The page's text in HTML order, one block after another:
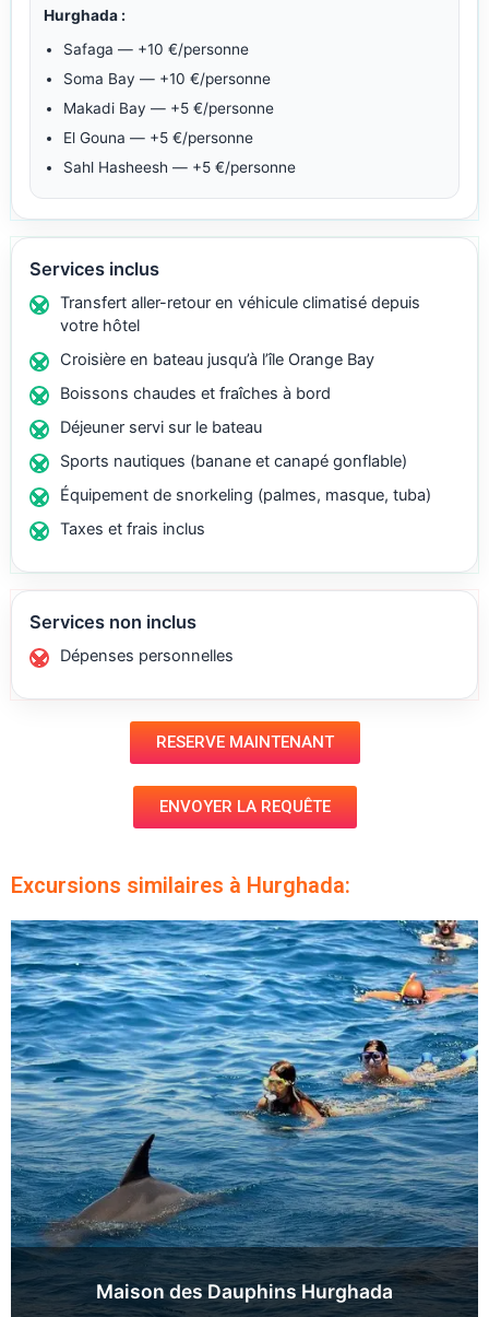
Hurghada :
Safaga — +10 €/personne
Soma Bay — +10 €/personne
Makadi Bay — +5 €/personne
El Gouna — +5 €/personne
Sahl Hasheesh — +5 €/personne
Services inclus
Transfert aller-retour en véhicule climatisé depuis
votre hôtel
Croisière en bateau jusqu’à l’île Orange Bay
Boissons chaudes et fraîches à bord
Déjeuner servi sur le bateau
Sports nautiques (banane et canapé gonflable)
Équipement de snorkeling (palmes, masque, tuba)
Taxes et frais inclus
Services non inclus
Dépenses personnelles
RESERVE MAINTENANT
ENVOYER LA REQUÊTE
Excursions similaires à Hurghada:
Maison des Dauphins Hurghada